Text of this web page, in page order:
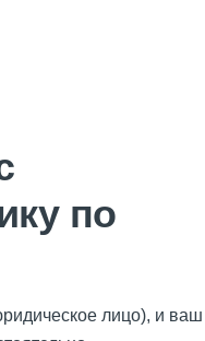
по
лицо), и ваш